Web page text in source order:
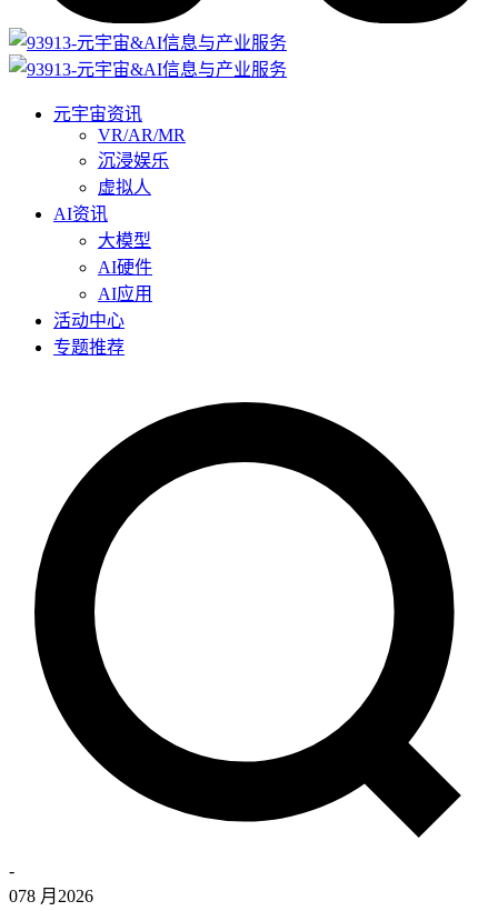
元宇宙资讯
VR/AR/MR
沉浸娱乐
虚拟人
AI资讯
大模型
AI硬件
AI应用
活动中心
专题推荐
-
078 月 2026